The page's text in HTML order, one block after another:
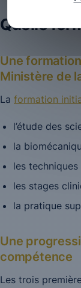
Quelle
Une
Ministère de
La formation
l’étude des
la
les techniques
les stages
la pratique
Une
compétence
Les trois